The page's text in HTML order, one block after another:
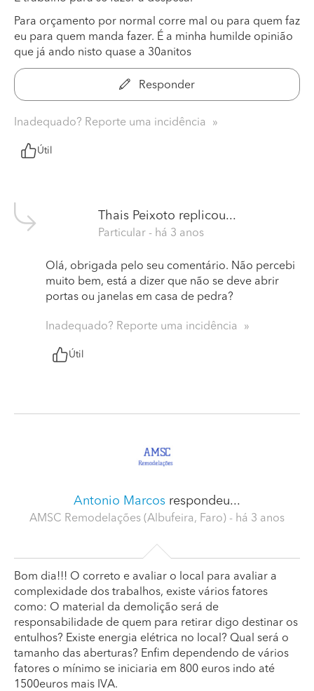
Para orçamento por normal corre mal ou para quem faz
eu para quem manda fazer. É a minha humilde opinião
que já ando nisto quase a 30anitos
Responder
Inadequado? Reporte uma incidência
Útil
Thais Peixoto replicou...
Particular - há 3 anos
Olá, obrigada pelo seu comentário. Não percebi
muito bem, está a dizer que não se deve abrir
portas ou janelas em casa de pedra?
Inadequado? Reporte uma incidência
Útil
Antonio Marcos respondeu...
AMSC Remodelações (Albufeira, Faro) - há 3 anos
Bom dia!!! O correto e avaliar o local para avaliar a
complexidade dos trabalhos, existe vários fatores
como: O material da demolição será de
responsabilidade de quem para retirar digo destinar os
entulhos? Existe energia elétrica no local? Qual será o
tamanho das aberturas? Enfim dependendo de vários
fatores o mínimo se iniciaria em 800 euros indo até
1500euros mais IVA.